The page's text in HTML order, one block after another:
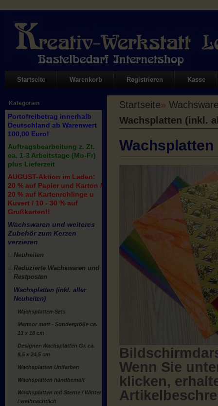
Startseite Warenkorb Registrieren Kasse
Kategorien
Portofreibetrag innerhalb
Deutschland ab Warenwert
100,00 Euro!
Auftragsbearbeitung z. Zt.
ca. 1-3 Arbeitstage (Mo-Fr)
plus Lieferzeit
AUGUST-Aktion im Laden:
20 % auf Papier und Karton /
20 % auf Kartenrohlinge u
Kuvert / 10 - 30 % auf
Grußkarten!!
Wachswaren und weiteres
Zubehör zum Kerzen
verzieren
Neuheiten
Reduzierte Wachswaren und
Restposten
Wachsplatten (inkl. aller
Neuheiten)
Wachsplatten-Sets
Marmor matt - Sondergröße ca.
13 x 18 cm
Designer-Wachsplatten Gr. ca.
9,5 x 24,5 cm
Wachsplatten Unifarben
Wachsplatten handbemalt
Wachsplatten mit Sterne / Winter
/ weihnachtlich
Startseite»
Wachsplatten (inkl.
Wenn Sie
klicken,